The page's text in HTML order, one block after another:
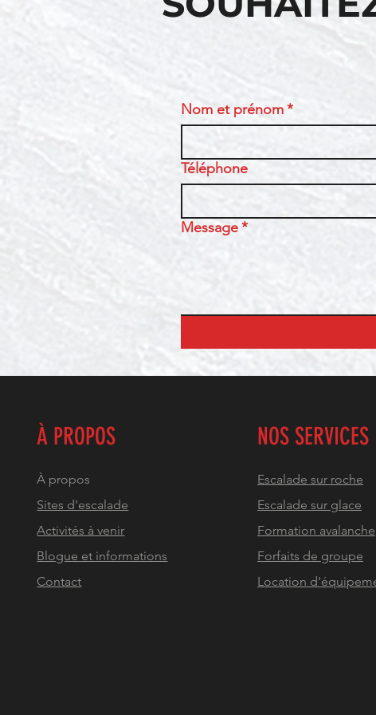
Nom et prénom*
Téléphone
Message*
À PROPOS
À propos
Sites d'escalade
Activités à venir
Blogue et informations
Contact
NOS SERVICES
Escalade sur roche
Escalade sur glace
Formation avalanche
Forfaits de groupe
Location